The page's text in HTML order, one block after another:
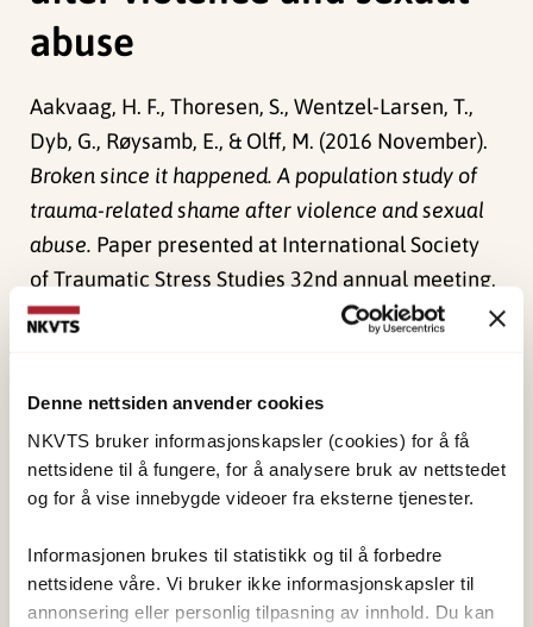
Denne nettsiden anvender cookies
NKVTS bruker informasjonskapsler (cookies) for å få
nettsidene til å fungere, for å analysere bruk av nettstedet
og for å vise innebygde videoer fra eksterne tjenester.
Informasjonen brukes til statistikk og til å forbedre
nettsidene våre. Vi bruker ikke informasjonskapsler til
annonsering eller personlig tilpasning av innhold. Du kan
abuse
Aakvaag, H. F., Thoresen, S., Wentzel-Larsen, T.,
Dyb, G., Røysamb, E., & Olff, M. (2016 November).
Broken since it happened. A population study of
trauma-related shame after violence and sexual
abuse. Paper presented at International Society
of Traumatic Stress Studies 32nd annual meeting,
Dallas, Texas.
Sist redigert:1. juni 2026
NKVTS utvikler og sprer kunnskap og kompetanse